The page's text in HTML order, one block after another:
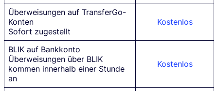
Überweisungen auf TransferGo-
Konten
Sofort zugestellt
Kostenlos
BLIK auf Bankkonto
Überweisungen über BLIK
kommen innerhalb einer Stunde
an
Kostenlos